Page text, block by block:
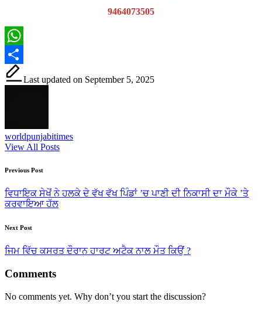
9464073505
WhatsApp
Share
Last updated on September 5, 2025
worldpunjabitimes
View All Posts
Post
navigation
Previous Post
ਵਿਧਾਇਕ ਸੇਖੋਂ ਨੇ ਹਲਕੇ ਦੇ ਵੱਖ ਵੱਖ ਪਿੰਡਾਂ ’ਚ ਪਾਣੀ ਦੀ ਨਿਕਾਸੀ ਦਾ ਮੌਕੇ ’ਤੇ
ਕਰਵਾਇਆ ਹੱਲ
Next Post
ਜਿਮ‌ ਵਿੱਚ ਕਸਰਤ ਦੌਰਾਨ ਹਾਰਟ ਅਟੈਕ ਨਾਲ ਮੌਤ ਕਿਉਂ ?
Comments
No comments yet. Why don’t you start the discussion?